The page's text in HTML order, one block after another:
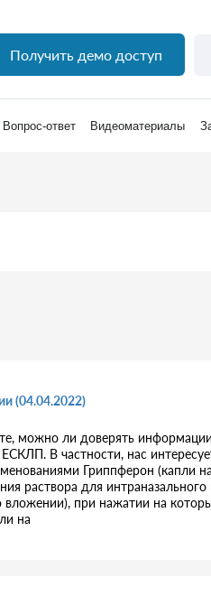
Получить демо доступ
Вопрос-ответ Видеоматериалы
(04.04.2022)
можно ли доверять
В частности, нас
Гриппферон (капли
раствора для
вложении), при нажатии на
на